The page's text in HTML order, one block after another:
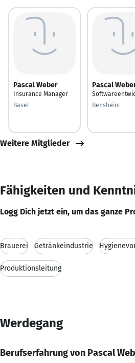
Pascal Weber
Insurance Manager
Basel
Pascal
Bensheim
Weitere Mitglieder
Fähigkeiten und
Logg Dich jetzt ein, um das ganze
Brauerei Getränkeindustrie
Produktionsleitung
Werdegang
Berufserfahrung von Pascal